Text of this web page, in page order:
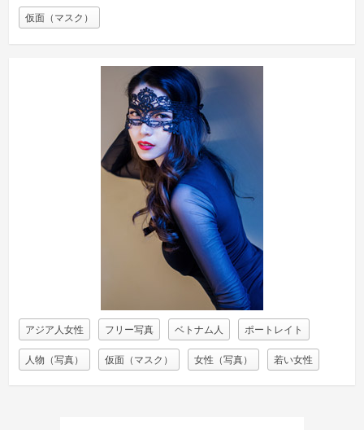
仮面（マスク）
アジア人女性 フリー写真 ベトナム人 ポートレイト
人物（写真） 仮面（マスク） 女性（写真） 若い女性